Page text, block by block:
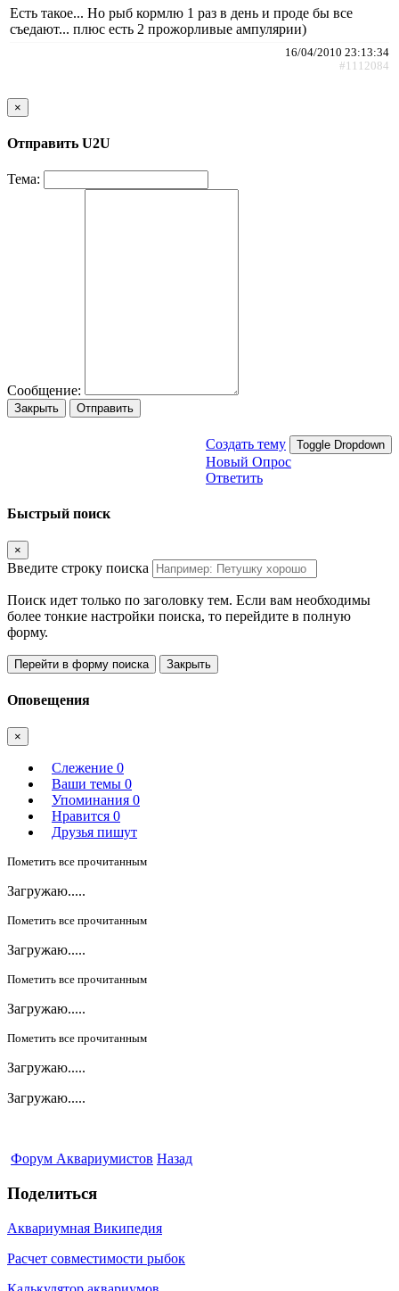
Есть такое... Но рыб кормлю 1 раз в день и проде бы все
съедают... плюс есть 2 прожорливые ампулярии)
16/04/2010 23:13:34
#1112084
×
Отправить U2U
Тема:
Сообщение:
Закрыть Отправить
Создать тему Toggle Dropdown
Новый Опрос
Ответить
Быстрый поиск
×
Введите строку поиска
Поиск идет только по заголовку тем. Если вам необходимы
более тонкие настройки поиска, то перейдите в полную
форму.
Перейти в форму поиска Закрыть
Оповещения
×
Слежение 0
Ваши темы 0
Упоминания 0
Нравится 0
Друзья пишут
Пометить все прочитанным
Загружаю.....
Пометить все прочитанным
Загружаю.....
Пометить все прочитанным
Загружаю.....
Пометить все прочитанным
Загружаю.....
Загружаю.....
Форум Аквариумистов Назад
Поделиться
Аквариумная Википедия
Расчет совместимости рыбок